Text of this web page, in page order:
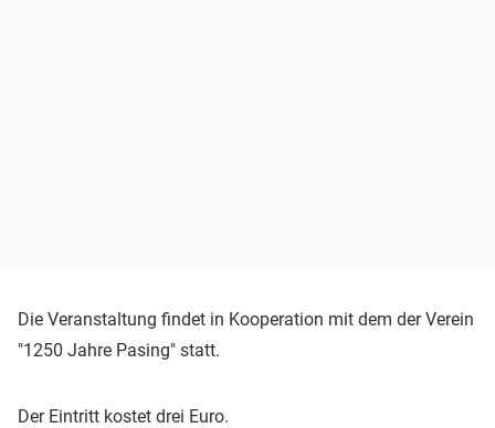
Die Veranstaltung findet in Kooperation mit dem der Verein
"1250 Jahre Pasing" statt.
Der Eintritt kostet drei Euro.